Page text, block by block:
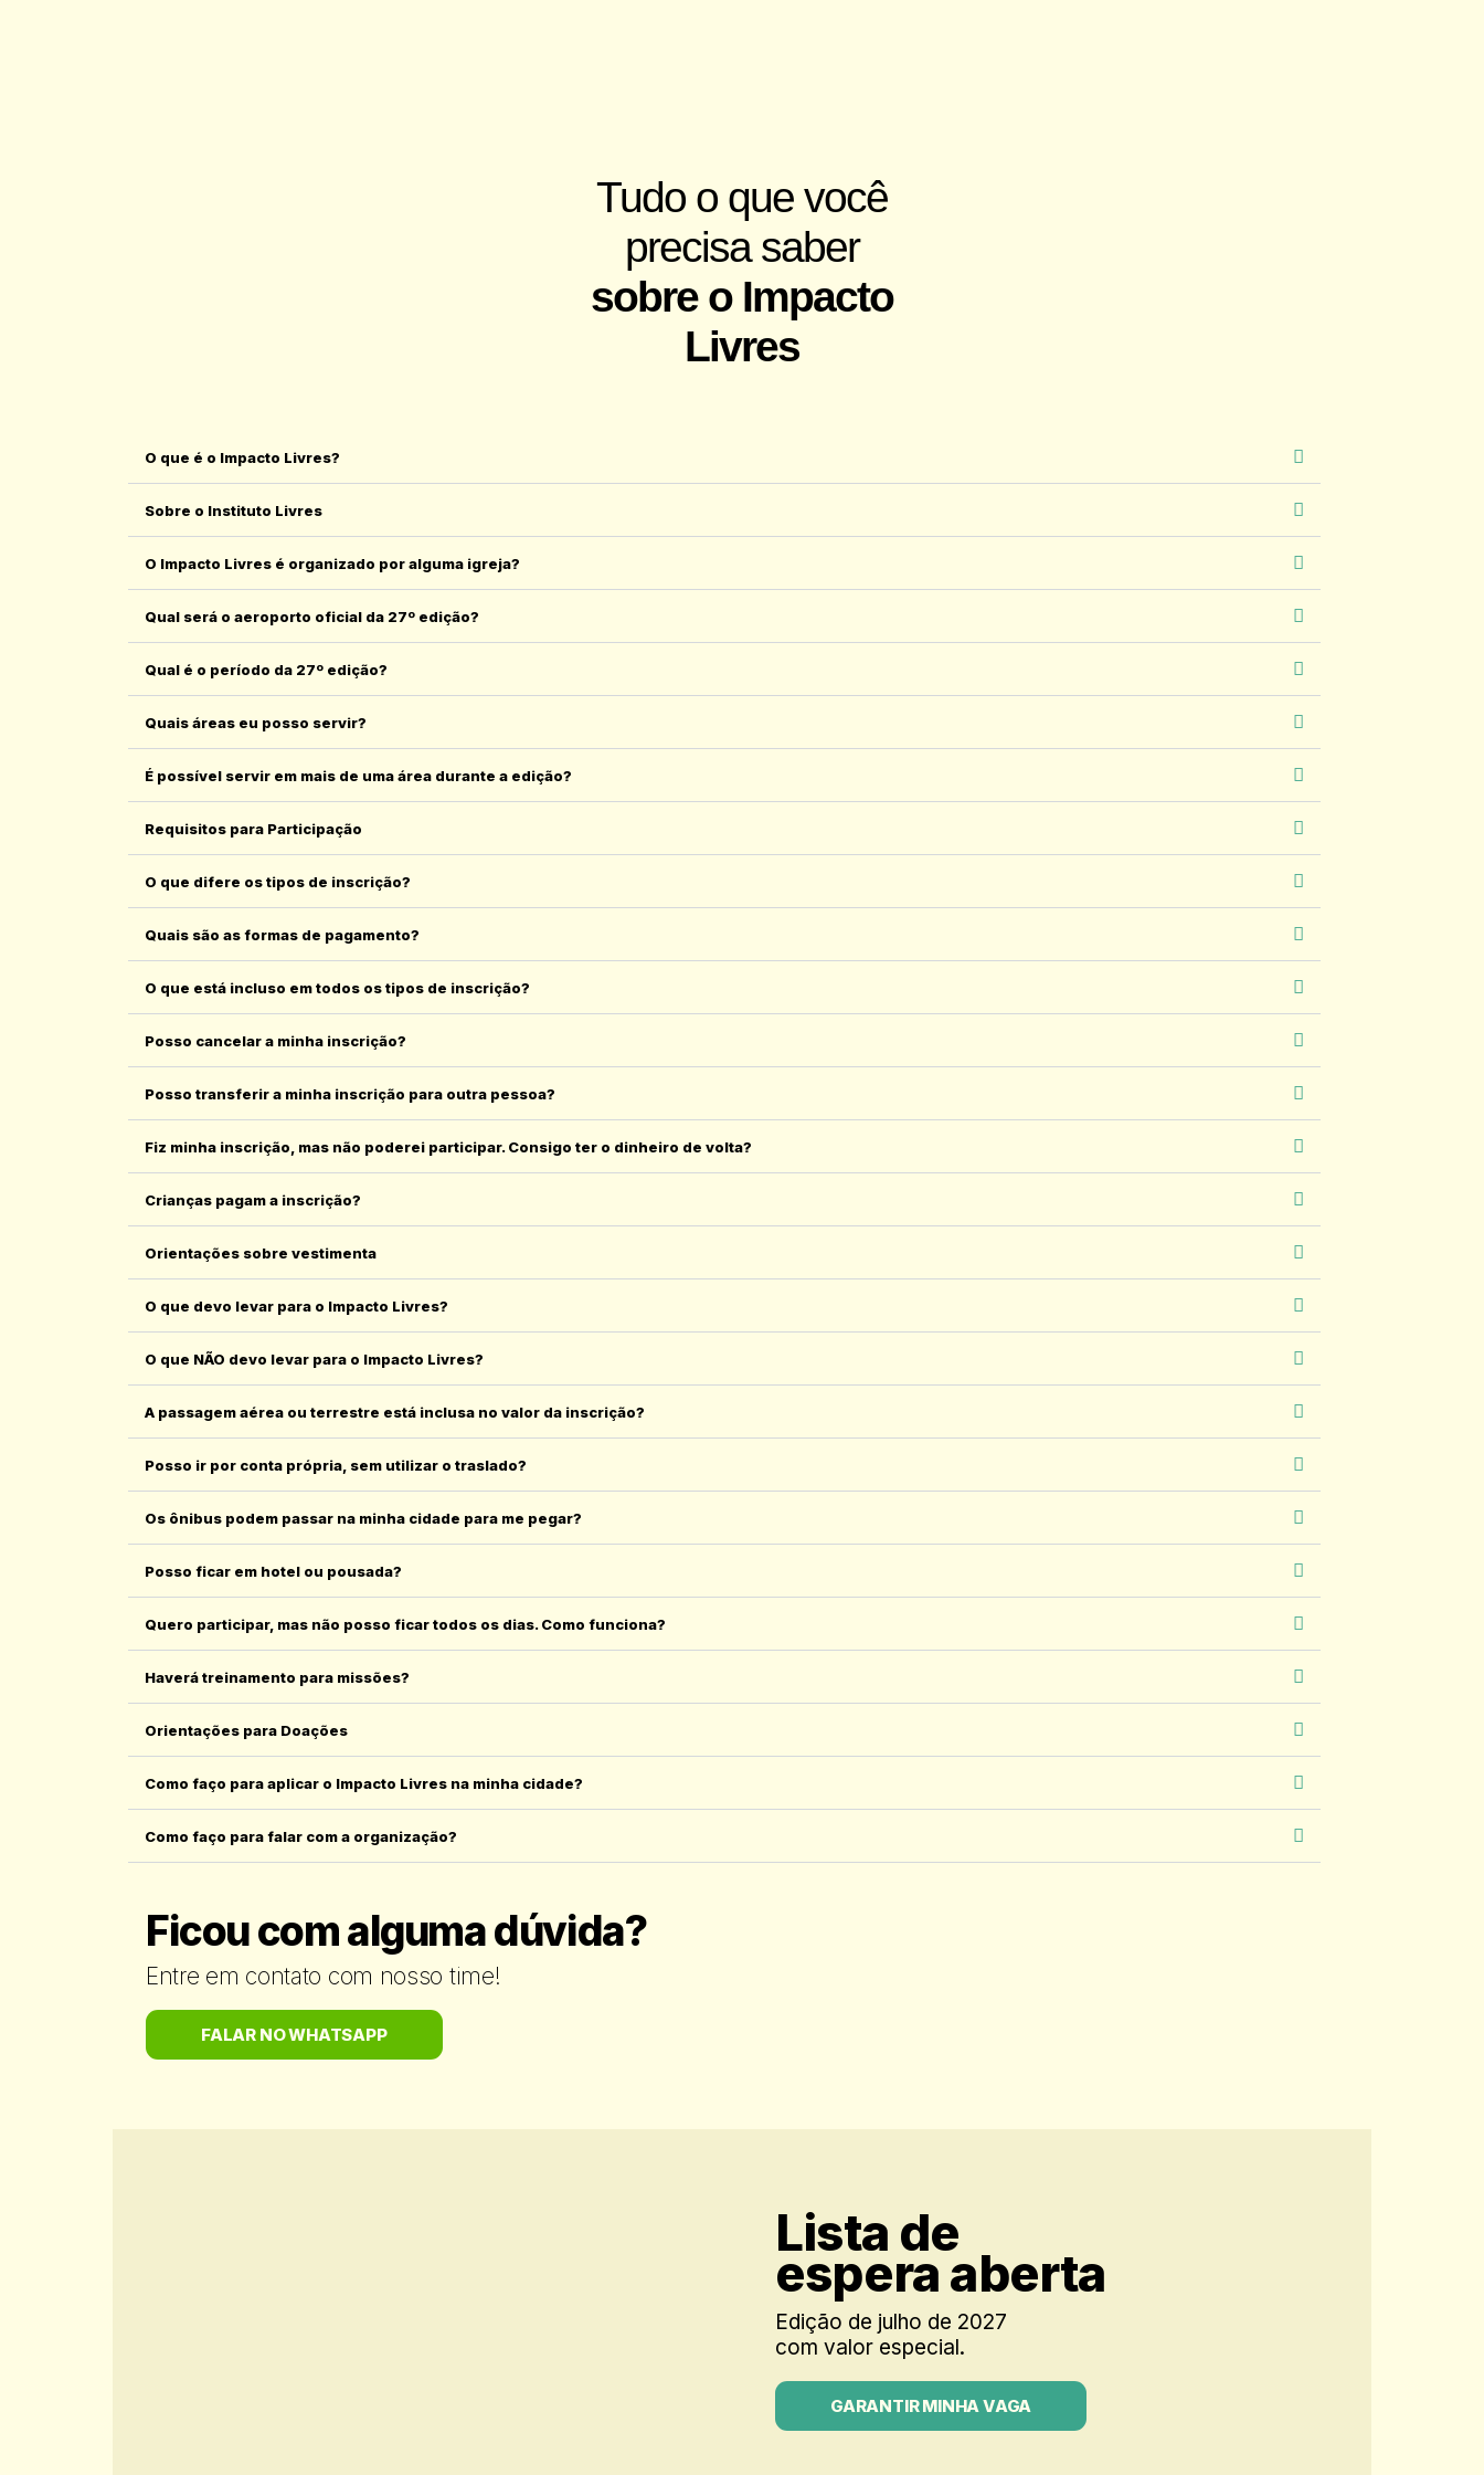
Tudo o que você
precisa saber
sobre o Impacto
Livres
O que é o Impacto Livres?
Sobre o Instituto Livres
O Impacto Livres é organizado por alguma igreja?
Qual será o aeroporto oficial da 27º edição?
Qual é o período da 27º edição?
Quais áreas eu posso servir?
É possível servir em mais de uma área durante a edição?
Requisitos para Participação
O que difere os tipos de inscrição?
Quais são as formas de pagamento?
O que está incluso em todos os tipos de inscrição?
Posso cancelar a minha inscrição?
Posso transferir a minha inscrição para outra pessoa?
Fiz minha inscrição, mas não poderei participar. Consigo ter o dinheiro de volta?
Crianças pagam a inscrição?
Orientações sobre vestimenta
O que devo levar para o Impacto Livres?
O que NÃO devo levar para o Impacto Livres?
A passagem aérea ou terrestre está inclusa no valor da inscrição?
Posso ir por conta própria, sem utilizar o traslado?
Os ônibus podem passar na minha cidade para me pegar?
Posso ficar em hotel ou pousada?
Quero participar, mas não posso ficar todos os dias. Como funciona?
Haverá treinamento para missões?
Orientações para Doações
Como faço para aplicar o Impacto Livres na minha cidade?
Como faço para falar com a organização?
Ficou com alguma dúvida?
Entre em contato com nosso time!
FALAR NO WHATSAPP
Lista de
espera aberta
Edição de julho de 2027
com valor especial.
GARANTIR MINHA VAGA